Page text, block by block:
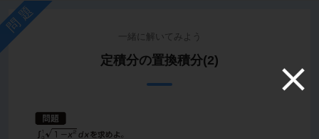
問題
一緒に解いてみよう
定積分の置換積分(2)